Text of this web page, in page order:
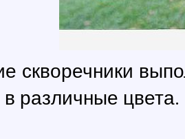
скворечники
различные цвета.